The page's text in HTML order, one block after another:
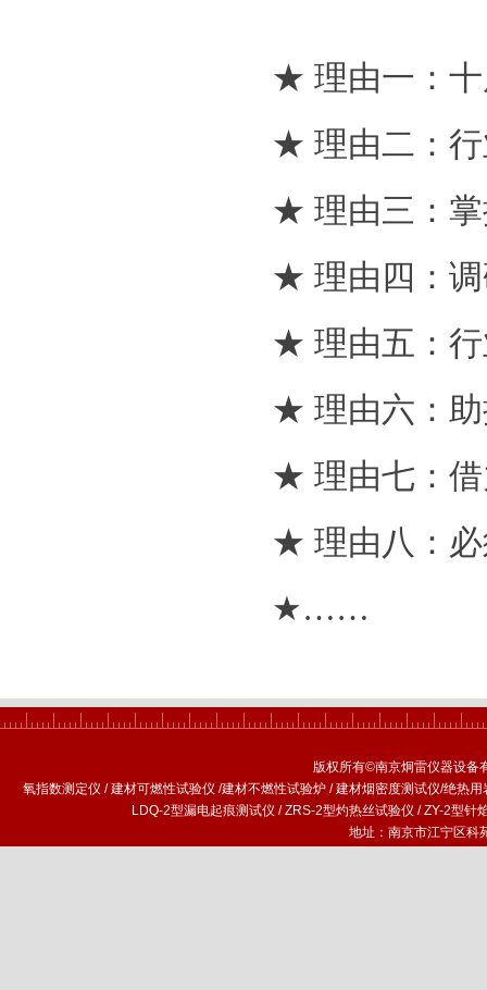
★ 理由一：十
★ 理由二：行
★ 理由三：掌
★ 理由四：调
★ 理由五：行
★ 理由六：助
★ 理由七：借
★ 理由八：
★……
版权所有©南京炯雷仪器设备
氧指数测定仪 /建材可燃性试验仪 /建材不燃性试验炉 /建材烟密度测试仪/绝热用
LDQ-2型漏电起痕测试仪 /ZRS-2型灼热丝试验仪 /ZY-2型针
地址：南京市江宁区科